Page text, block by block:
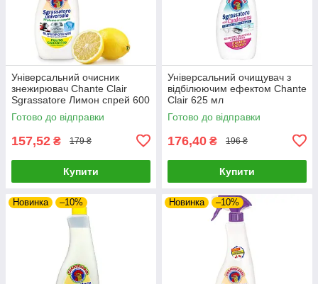
Універсальний очисник
знежирювач Chante Clair
Sgrassatore Лимон спрей 600
мл
Готово до відправки
157,52 ₴ 179 ₴
Купити
Універсальний очищувач з
відбілюючим ефектом Chante
Clair 625 мл
Готово до відправки
176,40 ₴ 196 ₴
Купити
Новинка –10% Новинка –10%